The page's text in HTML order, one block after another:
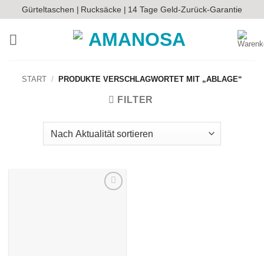
Inhalt
springen
Gürteltaschen | Rucksäcke | 14 Tage Geld-Zurück-Garantie
START / PRODUKTE VERSCHLAGWORTET MIT „ABLAGE“
FILTER